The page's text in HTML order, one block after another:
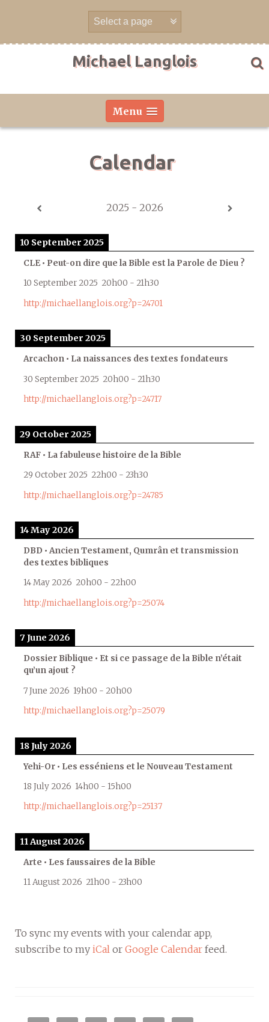
Michael Langlois
Menu
Calendar
2025 - 2026
10 September 2025
CLE • Peut-on dire que la Bible est la Parole de Dieu ?
10 September 2025 20h00 - 21h30
http://michaellanglois.org?p=24701
30 September 2025
Arcachon • La naissances des textes fondateurs
30 September 2025 20h00 - 21h30
http://michaellanglois.org?p=24717
29 October 2025
RAF • La fabuleuse histoire de la Bible
29 October 2025 22h00 - 23h30
http://michaellanglois.org?p=24785
14 May 2026
DBD • Ancien Testament, Qumrân et transmission
des textes bibliques
14 May 2026 20h00 - 22h00
http://michaellanglois.org?p=25074
7 June 2026
Dossier Biblique • Et si ce passage de la Bible n’était
qu’un ajout ?
7 June 2026 19h00 - 20h00
http://michaellanglois.org?p=25079
18 July 2026
Yehi-Or • Les esséniens et le Nouveau Testament
18 July 2026 14h00 - 15h00
http://michaellanglois.org?p=25137
11 August 2026
Arte • Les faussaires de la Bible
11 August 2026 21h00 - 23h00
To sync my events with your calendar app,
subscribe to my iCal or Google Calendar feed.